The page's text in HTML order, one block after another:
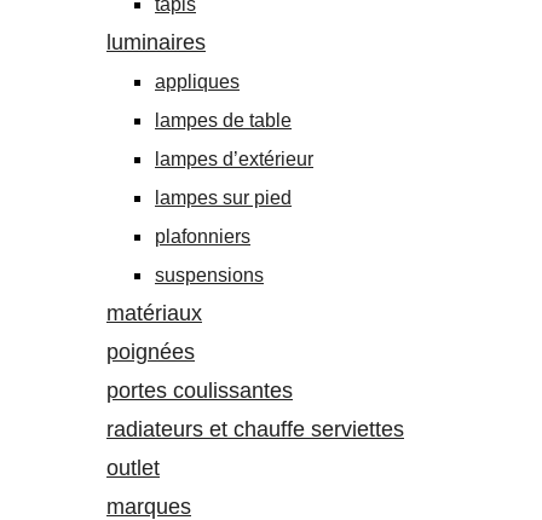
tapis
luminaires
appliques
lampes de table
lampes d’extérieur
lampes sur pied
plafonniers
suspensions
matériaux
poignées
portes coulissantes
radiateurs et chauffe serviettes
outlet
marques